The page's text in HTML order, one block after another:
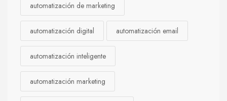
automatización de marketing
automatización digital automatización email
automatización inteligente
automatización marketing